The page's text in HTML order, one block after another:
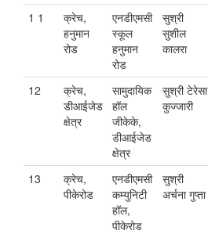
1 1
क्रेच,
हनुमान
रोड
एनडीएमसी
स्कूल
हनुमान
रोड
सुश्री
सुशील
कालरा
12
क्रेच,
डीआईजेड
क्षेत्र
सामुदायिक
हॉल
जीकेके,
डीआईजेड
क्षेत्र
सुश्री टेरेसा
कुज्जारी
13
क्रेच,
पीकेरोड
एनडीएमसी
कम्युनिटी
हॉल,
पीकेरोड
सुश्री
अर्चना गुप्ता